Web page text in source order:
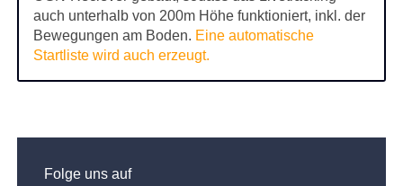
auch unterhalb von 200m Höhe funktioniert, inkl. der
Bewegungen am Boden. Eine automatische
Startliste wird auch erzeugt.
Folge uns auf